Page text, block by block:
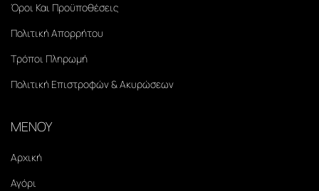
Όροι Και Προϋποθέσεις
Πολιτική Απορρήτου
Τρόποι Πληρωμή
Πολιτική Επιστροφών & Ακυρώσεων
ΜΕΝΟΥ
Αρχική
Αγόρι